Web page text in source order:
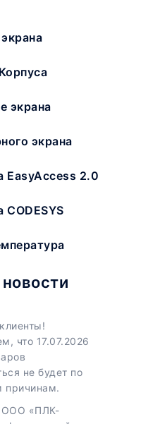
экрана
экрана
EasyAccess 2.0
что 17.07.2026
не будет по
причинам.
ООО «ПЛК-